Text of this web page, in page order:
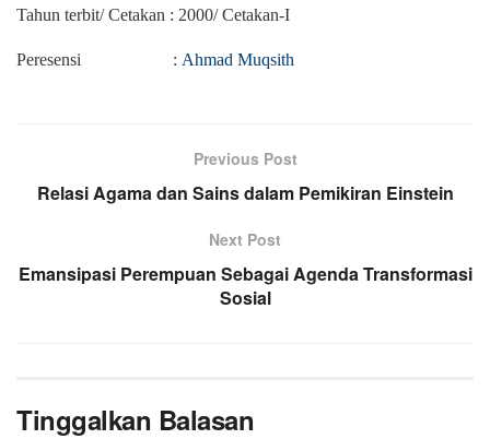
Tahun terbit/ Cetakan : 2000/ Cetakan-I
Peresensi : Ahmad Muqsith
Previous Post
Relasi Agama dan Sains dalam Pemikiran Einstein
Next Post
Emansipasi Perempuan Sebagai Agenda Transformasi
Sosial
Tinggalkan Balasan